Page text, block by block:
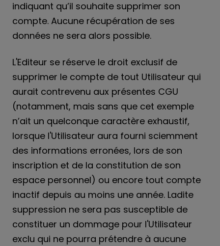
indiquant qu’il souhaite supprimer son
compte. Aucune récupération de ses
données ne sera alors possible.
L'Editeur se réserve le droit exclusif de
supprimer le compte de tout Utilisateur qui
aurait contrevenu aux présentes CGU
(notamment, mais sans que cet exemple
n’ait un quelconque caractère exhaustif,
lorsque l'Utilisateur aura fourni sciemment
des informations erronées, lors de son
inscription et de la constitution de son
espace personnel) ou encore tout compte
inactif depuis au moins une année. Ladite
suppression ne sera pas susceptible de
constituer un dommage pour l'Utilisateur
exclu qui ne pourra prétendre à aucune